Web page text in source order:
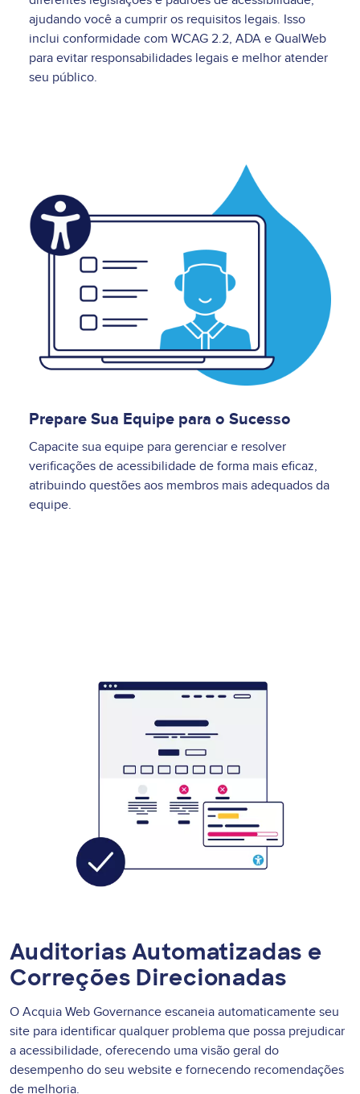
ajudando você a cumprir os requisitos legais. Isso
inclui conformidade com WCAG 2.2, ADA e QualWeb
para evitar responsabilidades legais e melhor atender
seu público.
Prepare Sua Equipe para o Sucesso
Capacite sua equipe para gerenciar e resolver
verificações de acessibilidade de forma mais eficaz,
atribuindo questões aos membros mais adequados da
equipe.
Auditorias Automatizadas e
Correções Direcionadas
O Acquia Web Governance escaneia automaticamente seu
site para identificar qualquer problema que possa prejudicar
a acessibilidade, oferecendo uma visão geral do
desempenho do seu website e fornecendo recomendações
de melhoria.